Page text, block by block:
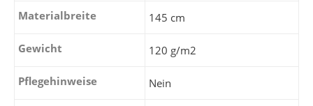
Materialbreite 145 cm
Gewicht 120 g/m2
Pflegehinweise Nein